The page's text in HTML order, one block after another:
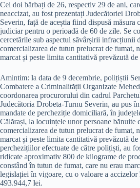
Cei doi bărbați de 26, respectiv 29 de ani,
neaccizat, au fost prezentați Judecătoriei
Severin, față de aceștia fiind dispusă măsura
judiciar pentru o perioadă de 60 de zile. Se
cercetările sub aspectul săvârșirii infracțiunii
comercializarea de tutun prelucrat de fumat,
marcat și peste limita cantitativă prevăzută de
Amintim: la data de 9 decembrie, polițiștii
Combatere a Criminalității Organizate
coordonarea procurorului din cadrul
Judecătoria Drobeta-Turnu Severin, au pus
mandate de percheziție domiciliară, în
Călărași, la locuințele unor persoane bănuite
comercializarea de tutun prelucrat de fumat,
marcat și peste limita cantitativă prevăzută
perchezițiilor efectuate de către polițiști, au
ridicate aproximativ 800 de kilograme de
constând în tutun de fumat, care nu erau
legislației în vigoare, cu o valoare a accizelor
493.944,7 lei.